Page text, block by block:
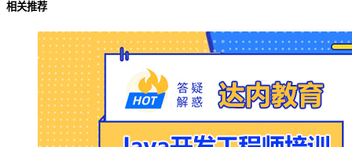
相关推荐